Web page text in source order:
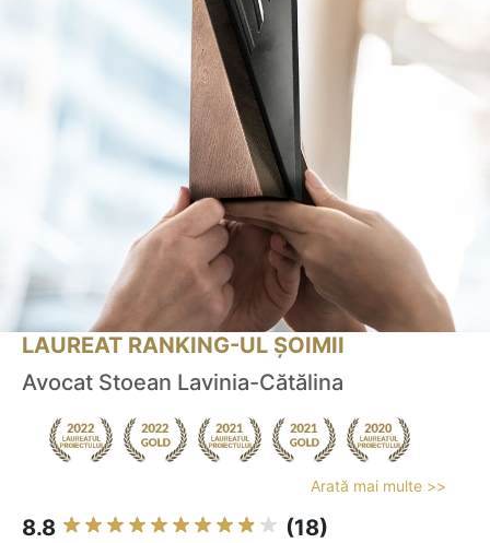
LAUREAT RANKING-UL ȘOIMII
Avocat Stoean Lavinia-Cătălina
Arată mai multe >>
8.8 (18)